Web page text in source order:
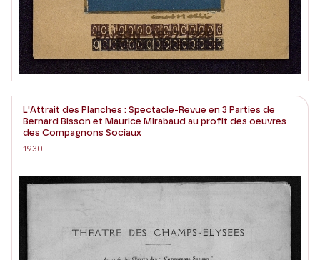
L'Attrait des Planches : Spectacle-Revue en 3 Parties de
Bernard Bisson et Maurice Mirabaud au profit des oeuvres
des Compagnons Sociaux
1930